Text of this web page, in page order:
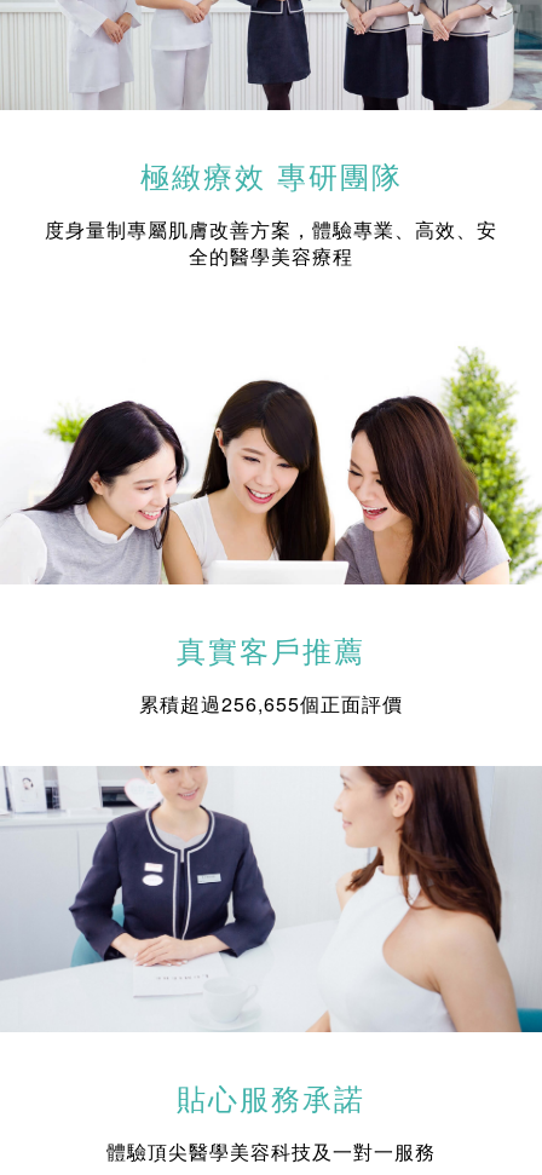
極緻療效 專研團隊
度身量制專屬肌膚改善方案，體驗專業、高效、安
全的醫學美容療程
真實客戶推薦
累積超過256,655個正面評價
貼心服務承諾
體驗頂尖醫學美容科技及一對一服務